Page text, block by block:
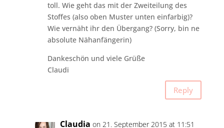
toll. Wie geht das mit der Zweiteilung des
Stoffes (also oben Muster unten einfarbig)?
Wie vernäht ihr den Übergang? (Sorry, bin ne
absolute Nähanfängerin)
Dankeschön und viele Grüße
Claudi
Reply
Claudia on 21. September 2015 at 11:51